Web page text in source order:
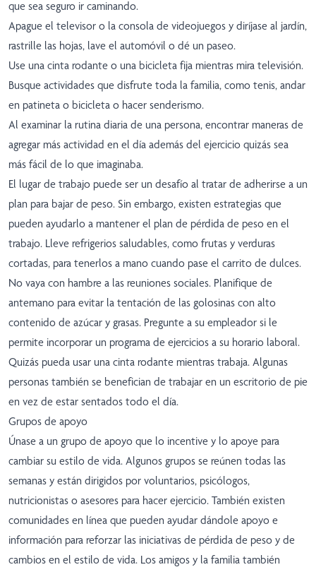
que sea seguro ir caminando.
Apague el televisor o la consola de videojuegos y diríjase al jardín,
rastrille las hojas, lave el automóvil o dé un paseo.
Use una cinta rodante o una bicicleta fija mientras mira televisión.
Busque actividades que disfrute toda la familia, como tenis, andar
en patineta o bicicleta o hacer senderismo.
Al examinar la rutina diaria de una persona, encontrar maneras de
agregar más actividad en el día además del ejercicio quizás sea
más fácil de lo que imaginaba.
El lugar de trabajo puede ser un desafío al tratar de adherirse a un
plan para bajar de peso. Sin embargo, existen estrategias que
pueden ayudarlo a mantener el plan de pérdida de peso en el
trabajo. Lleve refrigerios saludables, como frutas y verduras
cortadas, para tenerlos a mano cuando pase el carrito de dulces.
No vaya con hambre a las reuniones sociales. Planifique de
antemano para evitar la tentación de las golosinas con alto
contenido de azúcar y grasas. Pregunte a su empleador si le
permite incorporar un programa de ejercicios a su horario laboral.
Quizás pueda usar una cinta rodante mientras trabaja. Algunas
personas también se benefician de trabajar en un escritorio de pie
en vez de estar sentados todo el día.
Grupos de apoyo
Únase a un grupo de apoyo que lo incentive y lo apoye para
cambiar su estilo de vida. Algunos grupos se reúnen todas las
semanas y están dirigidos por voluntarios, psicólogos,
nutricionistas o asesores para hacer ejercicio. También existen
comunidades en línea que pueden ayudar dándole apoyo e
información para reforzar las iniciativas de pérdida de peso y de
cambios en el estilo de vida. Los amigos y la familia también